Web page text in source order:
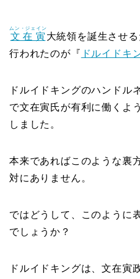
文在寅
ムン・ジェイン
大統領を誕生させ
行われたのが『 ドルイドキ
ドルイドキングのハンドル
で文在寅氏が有利に働くよ
しました。
本来であればこのような裏
対にありません。
ではどうして、このように
でしょうか？
ドルイドキングは、文在寅